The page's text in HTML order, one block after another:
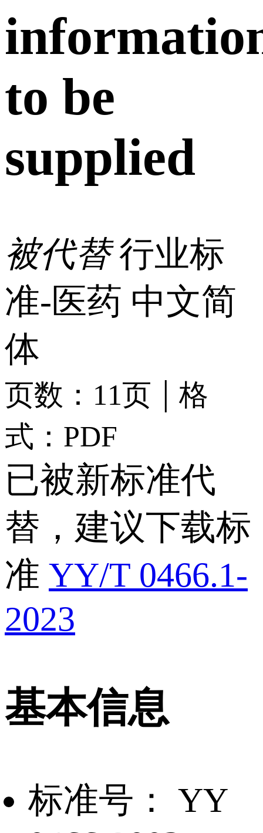
to be
supplied
被代替行业标
准-医药 中文简
体
页数：11页 | 格
式：PDF
已被新标准代
替，建议下载标
准 YY/T 0466.1-
2023
基本信息
标准号：
YY